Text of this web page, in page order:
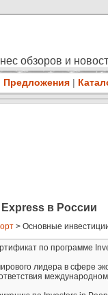
обзоров и
Предложения |
в России
> Основные
по программе
лидера в сфере